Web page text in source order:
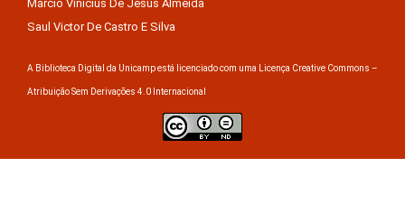
Márcio Vinícius De Jesus Almeida
Saul Victor De Castro E Silva
A Biblioteca Digital da Unicamp está licenciado com uma Licença Creative Commons –
Atribuição Sem Derivações 4.0 Internacional